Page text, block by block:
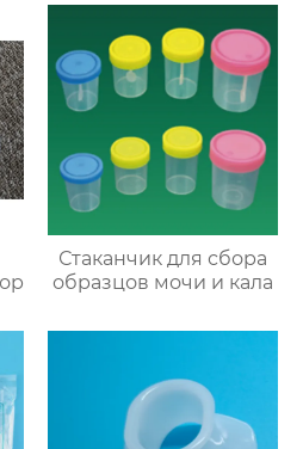
Стаканчик для сбора
образцов мочи и кала